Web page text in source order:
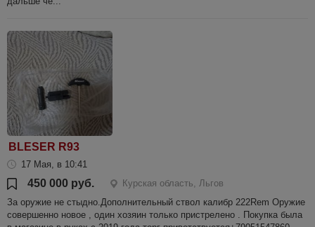
BLESER R93
17 Мая, в 10:41
450 000 руб.
Курская область, Льгов
За оружие не стыдно.Дополнительный ствол калибр 222Rem Оружие
совершенно новое , один хозяин только пристрелено . Покупка была